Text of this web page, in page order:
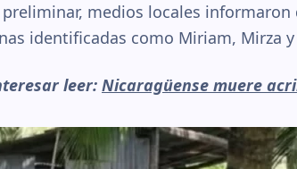
preliminar, medios locales
identificadas como Miriam, Mirza y
leer: Nicaragüense muere